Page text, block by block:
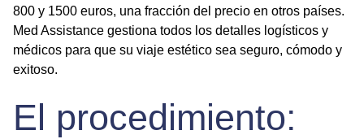
800 y 1500 euros, una fracción del precio en otros países.
Med Assistance gestiona todos los detalles logísticos y
médicos para que su viaje estético sea seguro, cómodo y
exitoso.
El procedimiento: